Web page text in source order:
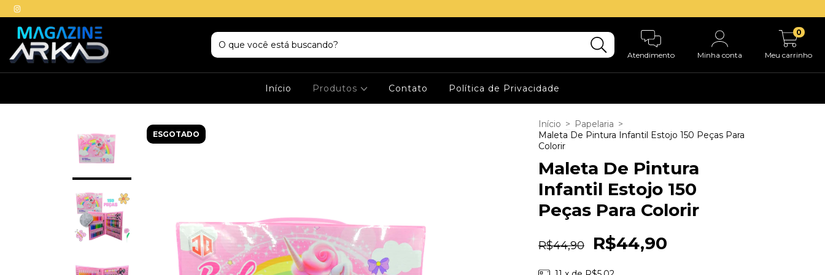
Atendimento Minha conta Meu carrinho
0
Início Produtos Contato Política de Privacidade
ESGOTADO
Início > Papelaria >
Maleta De Pintura Infantil Estojo 150 Peças Para
Colorir
Maleta De Pintura
Infantil Estojo 150
Peças Para Colorir
R$44,90 R$44,90